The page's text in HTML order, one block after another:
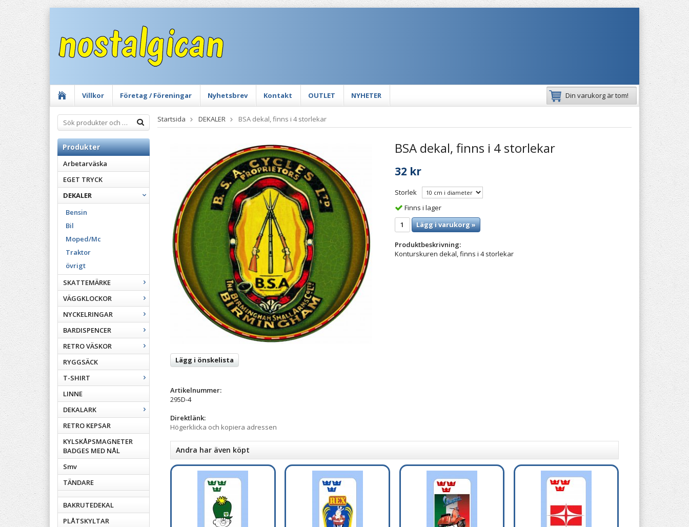
Villkor Företag / Föreningar Nyhetsbrev Kontakt OUTLET NYHETER Din varukorg är tom!
Produkter
Arbetarväska
EGET TRYCK
DEKALER
Bensin
Bil
Moped/Mc
Traktor
övrigt
SKATTEMÄRKE
VÄGGKLOCKOR
NYCKELRINGAR
BARDISPENCER
RETRO VÄSKOR
RYGGSÄCK
T-SHIRT
LINNE
DEKALARK
RETRO KEPSAR
KYLSKÅPSMAGNETER
BADGES MED NÅL
Smv
TÄNDARE
BAKRUTEDEKAL
PLÅTSKYLTAR
Startsida DEKALER BSA dekal, finns i 4 storlekar
BSA dekal, finns i 4 storlekar
32 kr
Storlek
Finns i lager
Lägg i varukorg »
Produktbeskrivning:
Konturskuren dekal, finns i 4 storlekar
Lägg i önskelista
Artikelnummer:
295D-4
Direktlänk:
Högerklicka och kopiera adressen
Andra har även köpt